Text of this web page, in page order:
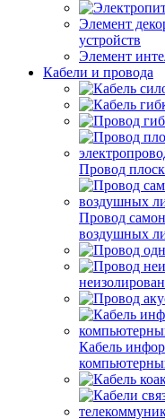
Элемент
устройств
Элемент
Кабели и провода
Провод
Провод
воздушных
Кабель